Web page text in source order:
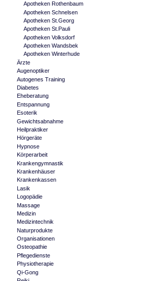
Apotheken Rothenbaum
Apotheken Schnelsen
Apotheken St.Georg
Apotheken St.Pauli
Apotheken Volksdorf
Apotheken Wandsbek
Apotheken Winterhude
Ärzte
Augenoptiker
Autogenes Training
Diabetes
Eheberatung
Entspannung
Esoterik
Gewichtsabnahme
Heilpraktiker
Hörgeräte
Hypnose
Körperarbeit
Krankengymnastik
Krankenhäuser
Krankenkassen
Lasik
Logopädie
Massage
Medizin
Medizintechnik
Naturprodukte
Organisationen
Osteopathie
Pflegedienste
Physiotherapie
Qi-Gong